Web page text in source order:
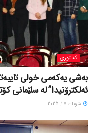
کەلتوری
بەشی یەکەمی خولی
ئەلكترۆنیدا” لە سلێمانی
شوبات 27, 2025